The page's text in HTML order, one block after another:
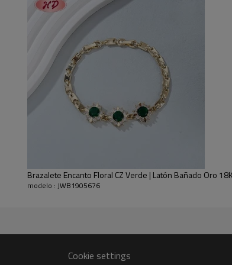
para añadir un toque de encanto a
- Exhibidos en tiendas durante al
- Garantía posventa
Usos: accesorio diario, regalo
Brazalete Encanto Floral CZ Verde | Latón Bañado Oro
modelo : JWB1905676
Cookie settings